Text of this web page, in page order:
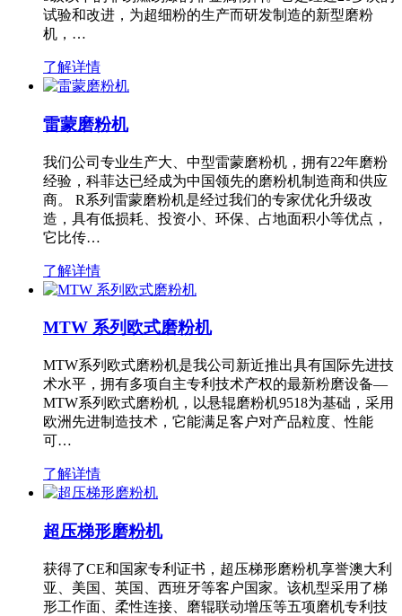
试验和改进，为超细粉的生产而研发制造的新型磨粉
机，…
了解详情
雷蒙磨粉机
我们公司专业生产大、中型雷蒙磨粉机，拥有22年磨粉
经验，科菲达已经成为中国领先的磨粉机制造商和供应
商。 R系列雷蒙磨粉机是经过我们的专家优化升级改
造，具有低损耗、投资小、环保、占地面积小等优点，
它比传…
了解详情
MTW 系列欧式磨粉机
MTW系列欧式磨粉机是我公司新近推出具有国际先进技
术水平，拥有多项自主专利技术产权的最新粉磨设备—
MTW系列欧式磨粉机，以悬辊磨粉机9518为基础，采用
欧洲先进制造技术，它能满足客户对产品粒度、性能
可…
了解详情
超压梯形磨粉机
获得了CE和国家专利证书，超压梯形磨粉机享誉澳大利
亚、美国、英国、西班牙等客户国家。该机型采用了梯
形工作面、柔性连接、磨辊联动增压等五项磨机专利技